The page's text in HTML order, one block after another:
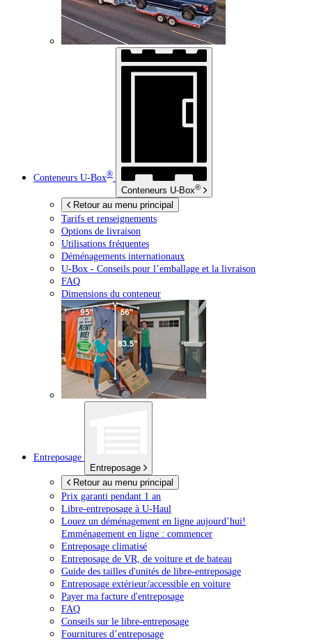
Conteneurs U-Box®
Conteneurs U-Box®
Retour au menu principal
Tarifs et renseignements
Options de livraison
Utilisations fréquentes
Déménagements internationaux
U-Box - Conseils pour l’emballage et la livraison
FAQ
Dimensions du conteneur
Entreposage
Entreposage
Retour au menu principal
Prix garanti pendant 1 an
Libre-entreposage à U-Haul
Louez un déménagement en ligne aujourd’hui!
Emménagement en ligne : commencer
Entreposage climatisé
Entreposage de VR, de voiture et de bateau
Guide des tailles d'unités de libre-entreposage
Entreposage extérieur/accessible en voiture
Payer ma facture d'entreposage
FAQ
Conseils sur le libre-entreposage
Fournitures d’entreposage